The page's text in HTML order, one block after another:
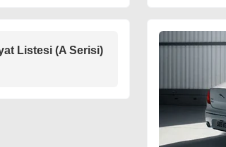
Listesi (A Serisi)